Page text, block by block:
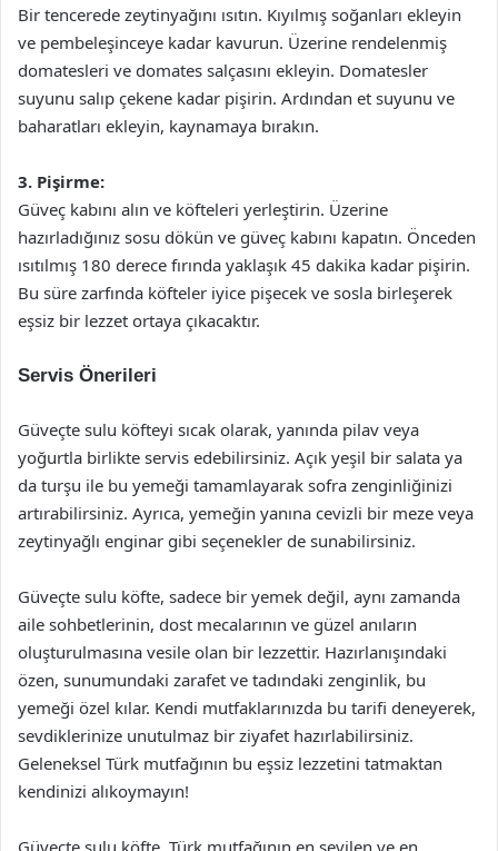
Bir tencerede zeytinyağını ısıtın. Kıyılmış soğanları ekleyin
ve pembeleşinceye kadar kavurun. Üzerine rendelenmiş
domatesleri ve domates salçasını ekleyin. Domatesler
suyunu salıp çekene kadar pişirin. Ardından et suyunu ve
baharatları ekleyin, kaynamaya bırakın.
3. Pişirme:
Güveç kabını alın ve köfteleri yerleştirin. Üzerine
hazırladığınız sosu dökün ve güveç kabını kapatın. Önceden
ısıtılmış 180 derece fırında yaklaşık 45 dakika kadar pişirin.
Bu süre zarfında köfteler iyice pişecek ve sosla birleşerek
eşsiz bir lezzet ortaya çıkacaktır.
Servis Önerileri
Güveçte sulu köfteyi sıcak olarak, yanında pilav veya
yoğurtla birlikte servis edebilirsiniz. Açık yeşil bir salata ya
da turşu ile bu yemeği tamamlayarak sofra zenginliğinizi
artırabilirsiniz. Ayrıca, yemeğin yanına cevizli bir meze veya
zeytinyağlı enginar gibi seçenekler de sunabilirsiniz.
Güveçte sulu köfte, sadece bir yemek değil, aynı zamanda
aile sohbetlerinin, dost mecalarının ve güzel anıların
oluşturulmasına vesile olan bir lezzettir. Hazırlanışındaki
özen, sunumundaki zarafet ve tadındaki zenginlik, bu
yemeği özel kılar. Kendi mutfaklarınızda bu tarifi deneyerek,
sevdiklerinize unutulmaz bir ziyafet hazırlabilirsiniz.
Geleneksel Türk mutfağının bu eşsiz lezzetini tatmaktan
kendinizi alıkoymayın!
Güveçte sulu köfte, Türk mutfağının en sevilen ve en